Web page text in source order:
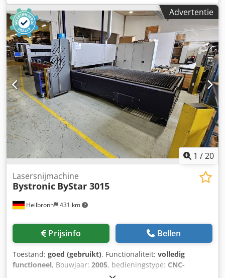
laser te koop Moderne C02 Bystronic laser te koop
Bystronic Bystar 3015 met hoog vermogen Vermogen: 6kw /
6000 watt / Bylaser 6000 Snij oppervlakte: 3 meter x 1500
mm Jaar / nieuw: 2012 Volledig onderhouden met
Bystronic Verenigd Koninkrijk Compleet met Byload
plaatlaadarm Snijkoppen: 5inch en 7.5inch Op de foto een
staal van 25mm dik zacht staal gesneden op deze
krachtige laser Ideaal voor het snijden van dik roestvast
staal, zacht staal en aluminium Cjdpfx Agehu Rz Uereha
Advertentie
1 /20
Heilbronn 431 km
Lasersnijmachine
Bystronic ByStar 3015
Prijsinfo Bellen
Toestand: goed (gebruikt), Functionaliteit: volledig
functioneel, Bouwjaar: 2005, bedieningstype: CNC-
4.400 W